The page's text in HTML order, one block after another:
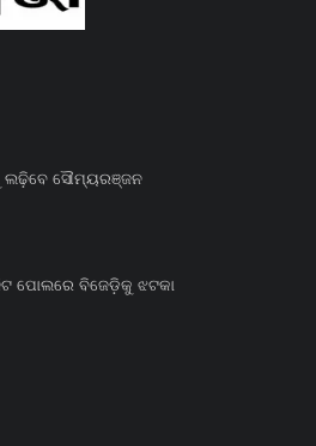
ଲଢ଼ିବେ ସୌମ୍ୟରଞ୍ଜନ
ପୋଲରେ ବିଜେଡ଼ିକୁ ଝଟକା